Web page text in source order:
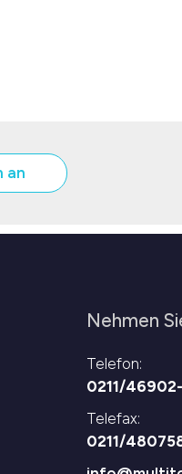
an
Nehmen
Telefon:
0211/
Telefax:
0211/